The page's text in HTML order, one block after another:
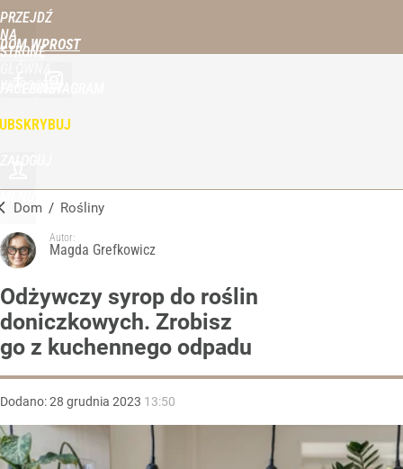
PRZEJDŹ
NA
STRONĘ
DOM WPROST
Dom / Rośliny
Autor:
Magda Grefkowicz
Odżywczy syrop do roślin
doniczkowych. Zrobisz
go z kuchennego odpadu
Dodano:28 grudnia 2023 13:50